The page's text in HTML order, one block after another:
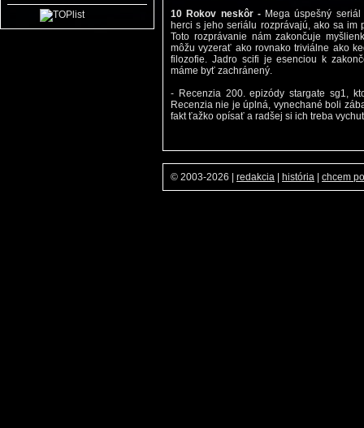
10 Rokov neskôr - Mega úspešný
herci s jeho seriálu rozprávajú, ako sa
Toto rozprávanie nám zakončuje
môžu vyzerať ako rovnako triviálne ako
filozofie. Jadro scifi je esenciou k
máme byť zachránený.
- Recenzia 200. epizódy stargate sg1,
Recenzia nie je úplná, vynechané boli
fakt ťažko opísať a radšej si ich treba
© 2003-2026 redakcia história chcem